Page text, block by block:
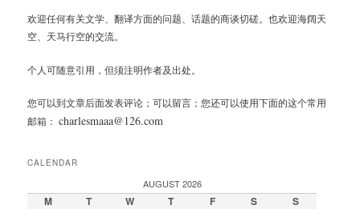
欢迎任何有关文学、翻译方面的问题、话题的商谈切磋。也欢迎海阔天
空、天马行空的交流。
个人可随意引用，但须注明作者及出处。
您可以到文章后面发表评论；可以留言；您还可以使用下面的这个常用
邮箱： charlesmaaa@126.com
CALENDAR
AUGUST 2026
M T W T F S S